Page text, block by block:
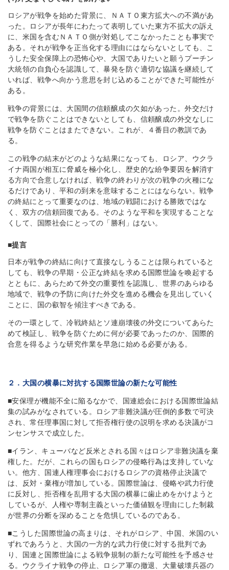
ロシアが戦争を始めた背景に、ＮＡＴＯ東方拡大への不満があ
った。ロシアが長年にわたって表明していた東方不拡大の訴え
に、米国を含むＮＡＴＯ側が対処してこなかったことも事実で
ある。それが戦争を正当化する理由にはならないとしても、こ
うした安全保障上の恐怖心や、大国でありたいと願うプーチン
大統領の自負心を認識して、暴発を防ぐ適切な協議を継続して
いれば、戦争へ向かう意思を封じ込めることができた可能性が
ある。
戦争の背景には、大国間の信頼醸成の欠如があった。外交だけ
で戦争を防ぐことはできないとしても、信頼醸成の外交なしに
戦争を防ぐことはまたできない。これが、４番目の教訓であ
る。
この戦争の結末がどのような結果になっても、ロシア、ウクラ
イナ両国が相互に脅威を極小化し、歴史的な紛争要因を解消す
る方向で合意しなければ、戦争の終わりが次の戦争の火種にな
るだけであり、平和の到来を意味することにはならない。戦争
の終結にとって重要なのは、地域の戦闘における勝敗ではな
く、双方の信頼回復である。そのような平和を実現することな
くして、国際社会にとっての「勝利」はない。
■提言
日本が戦争の終結に向けて直接なしうることは限られていると
しても、戦争の早期・公正な終結を求める国際世論を喚起する
とともに、あらためて外交の重要性を認識し、世界のあらゆる
地域で、戦争の予防に向けた外交を進める機会を見出していく
ことに、国の叡智を傾注すべきである。
その一環として、冷戦終結とソ連崩壊後の外交についてあらた
めて検証し、戦争を防ぐために何が必要であったのか、国際的
合意を得るような研究作業を早急に始める必要がある。
２．大国の横暴に対抗する国際世論の新たな可能性
■安保理が機能不全に陥るなかで、国連総会における国際世論結
集の試みがなされている。ロシア非難決議が圧倒的多数で可決
され、常任理事国に対して拒否権行使の説明を求める決議がコ
ンセンサスで成立した。
■イラン、キューバなど反米とされる国々はロシア非難決議を棄
権した。だが、これらの国もロシアの侵略行為は支持していな
い。他方、国連人権理事会におけるロシアの資格停止決議で
は、反対・棄権が増加している。国際世論は、侵略や武力行使
に反対し、拒否権を乱用する大国の横暴に歯止めをかけようと
しているが、人権や専制主義といった価値観を理由にした制裁
が世界の分断を深めることを危惧しているのである。
■こうした国際世論の高まりは、それがロシア、中国、米国のい
ずれであろうと、大国の一方的な武力行使に対する批判であ
り、国連と国際世論による戦争規制の新たな可能性を予感させ
る。ウクライナ戦争の停止、ロシア軍の撤退、大量破壊兵器の